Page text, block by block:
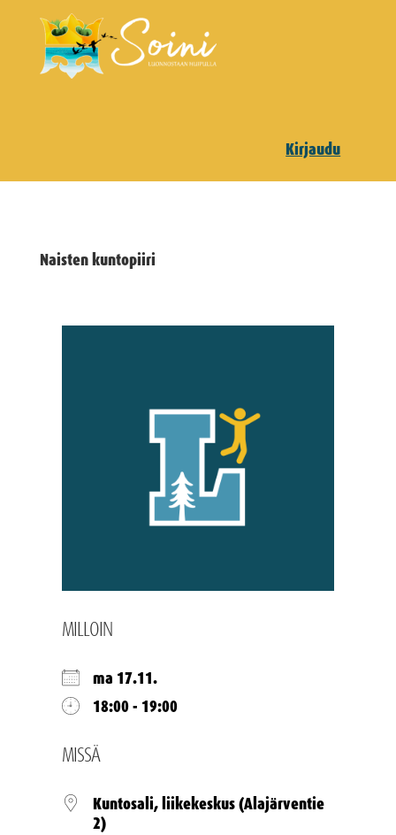
Kirjaudu
Naisten kuntopiiri
MILLOIN
ma 17.11.
18:00 - 19:00
MISSÄ
Kuntosali, liikekeskus (Alajärventie
2)